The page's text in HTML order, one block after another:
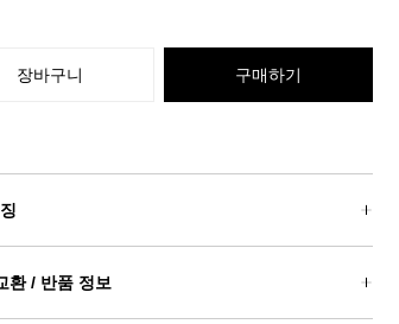
장바구니 구매하기
환 / 반품 정보